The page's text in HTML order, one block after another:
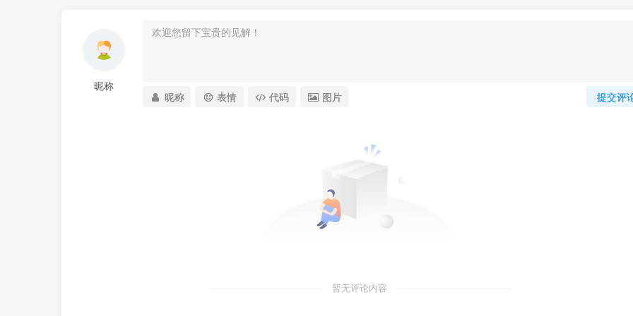
昵称
提交评
昵称 表情 代码 图片
暂无评论内容